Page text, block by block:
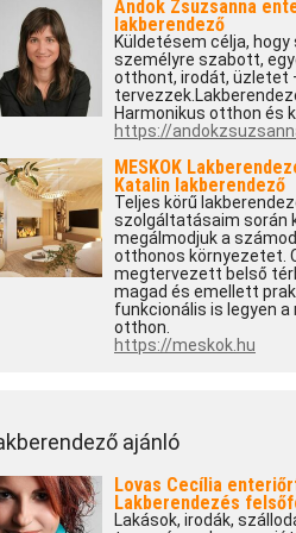
Andok Zsuzsanna
lakberendező
Küldetésem célja,
személyre szabott,
otthont, irodát, üzletet
Harmonikus otthon és
https://
MESKOK
Katalin lakberendező
Teljes körű
szolgáltatásaim során
megálmodjuk a
otthonos környezetet.
megtervezett belső
magad és emellett
funkcionális is legyen
otthon.
https://meskok.hu
ajánló
Lovas Cecília
Lakberendezés
Lakások, irodák,